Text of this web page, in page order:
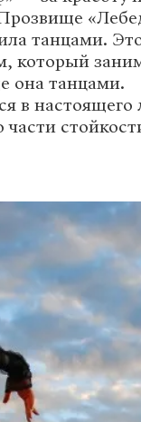
танцами.
который
она танцами.
в настоящего